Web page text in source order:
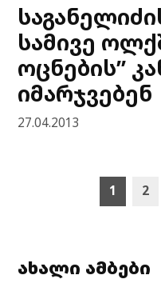
სამივე
ოცნების”
იმარჯვებენ
27.04.2013
pagination
1 2
ახალი ამბები